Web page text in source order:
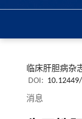
临床肝胆病杂
DOI:
消息